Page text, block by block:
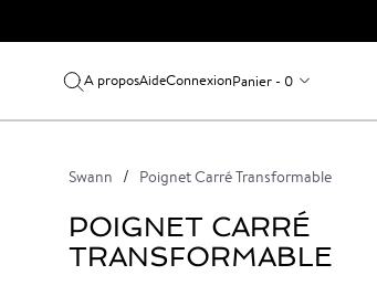
A proposAideConnexionPanier - 0
Swann Poignet Carré Transformable
POIGNET CARRÉ
TRANSFORMABLE